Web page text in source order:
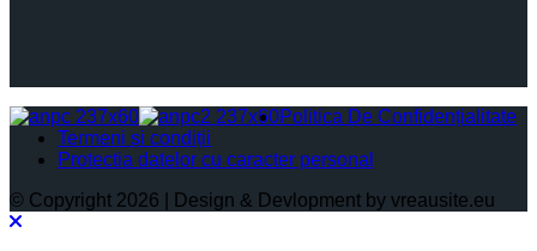
Politica De Confidențialitate
Termeni și condiții
Protectia datelor cu caracter personal
© Copyright 2026 | Design & Devlopment by vreausite.eu